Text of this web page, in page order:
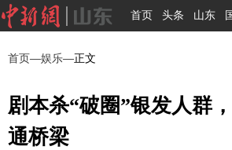
首页 头条 山东
首页—娱乐—正文
剧本杀“破圈”银发人群
通桥梁